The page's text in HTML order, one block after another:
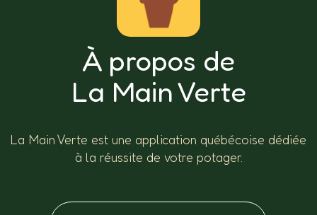
À propos de
La Main Verte
La Main Verte est une application québécoise dédiée
à la réussite de votre potager.